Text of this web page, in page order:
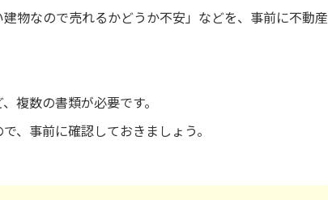
物なので売れるかどうか不安」などを、事前に不動産
複数の書類が必要です。
、事前に確認しておきましょう。